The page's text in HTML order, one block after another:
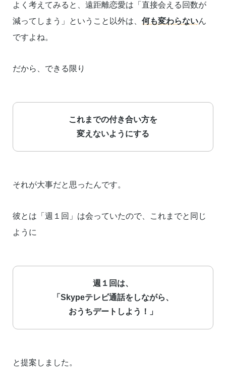
よく考えてみると、遠距離恋愛は「直接会える回数が
減ってしまう」ということ以外は、 何も変わらないん
ですよね。
だから、できる限り
これまでの付き合い方を
変えないようにする
それが大事だと思ったんです。
彼とは「週１回」は会っていたので、これまでと同じ
ように
週１回は、
「Skypeテレビ通話をしながら、
おうちデートしよう！」
と提案しました。